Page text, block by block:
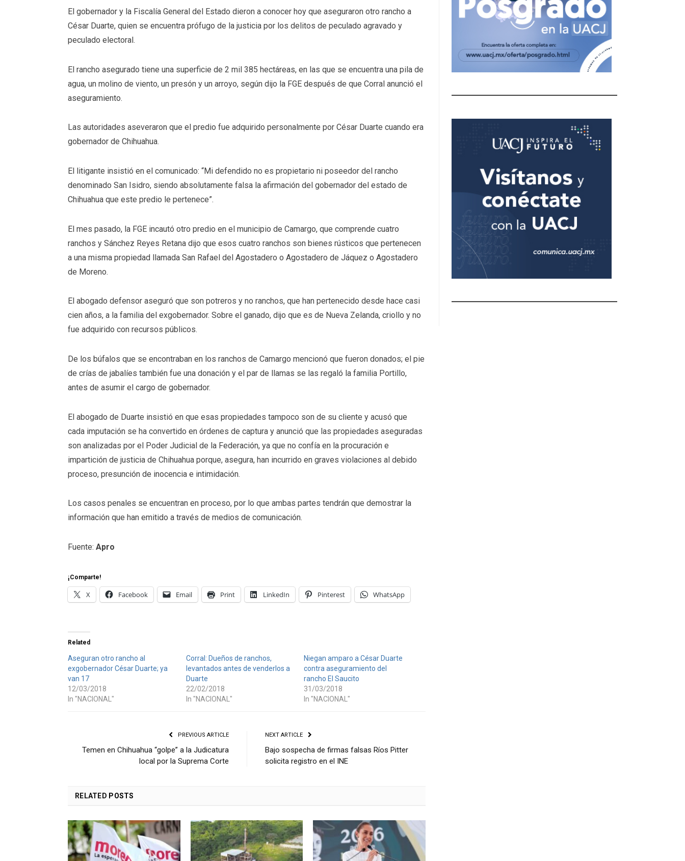
El gobernador y la Fiscalía General del Estado dieron a conocer hoy que aseguraron otro rancho a
César Duarte, quien se encuentra prófugo de la justicia por los delitos de peculado agravado y
peculado electoral.
El rancho asegurado tiene una superficie de 2 mil 385 hectáreas, en las que se encuentra una pila de
agua, un molino de viento, un presón y un arroyo, según dijo la FGE después de que Corral anunció el
aseguramiento.
Las autoridades aseveraron que el predio fue adquirido personalmente por César Duarte cuando era
gobernador de Chihuahua.
El litigante insistió en el comunicado: “Mi defendido no es propietario ni poseedor del rancho
denominado San Isidro, siendo absolutamente falsa la afirmación del gobernador del estado de
Chihuahua que este predio le pertenece”.
El mes pasado, la FGE incautó otro predio en el municipio de Camargo, que comprende cuatro
ranchos y Sánchez Reyes Retana dijo que esos cuatro ranchos son bienes rústicos que pertenecen
a una misma propiedad llamada San Rafael del Agostadero o Agostadero de Jáquez o Agostadero
de Moreno.
El abogado defensor aseguró que son potreros y no ranchos, que han pertenecido desde hace casi
cien años, a la familia del exgobernador. Sobre el ganado, dijo que es de Nueva Zelanda, criollo y no
fue adquirido con recursos públicos.
De los búfalos que se encontraban en los ranchos de Camargo mencionó que fueron donados; el pie
de crías de jabalíes también fue una donación y el par de llamas se las regaló la familia Portillo,
antes de asumir el cargo de gobernador.
El abogado de Duarte insistió en que esas propiedades tampoco son de su cliente y acusó que
cada imputación se ha convertido en órdenes de captura y anunció que las propiedades aseguradas
son analizadas por el Poder Judicial de la Federación, ya que no confía en la procuración e
impartición de justicia de Chihuahua porque, asegura, han incurrido en graves violaciones al debido
proceso, presunción de inocencia e intimidación.
Los casos penales se encuentran en proceso, por lo que ambas partes tendrán que demostrar la
información que han emitido a través de medios de comunicación.
Fuente: Apro
¡Comparte!
X Facebook Email Print LinkedIn Pinterest WhatsApp
Related
Aseguran otro rancho al
exgobernador César Duarte; ya
van 17
12/03/2018
In "NACIONAL"
Corral: Dueños de ranchos,
levantados antes de venderlos a
Duarte
22/02/2018
In "NACIONAL"
Niegan amparo a César Duarte
contra aseguramiento del
rancho El Saucito
31/03/2018
In "NACIONAL"
PREVIOUS ARTICLE
Temen en Chihuahua “golpe” a la Judicatura
local por la Suprema Corte
NEXT ARTICLE
Bajo sospecha de firmas falsas Ríos Pitter
solicita registro en el INE
RELATED POSTS